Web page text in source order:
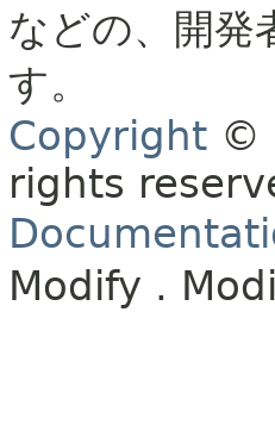
などの、開発
す。
Copyright ©
rights
Modify .